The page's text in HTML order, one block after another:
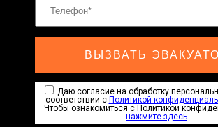
ВЫЗВАТЬ
Даю согласие на обработку
соответствии с Политикой
Чтобы ознакомиться с Политикой
нажмите здесь